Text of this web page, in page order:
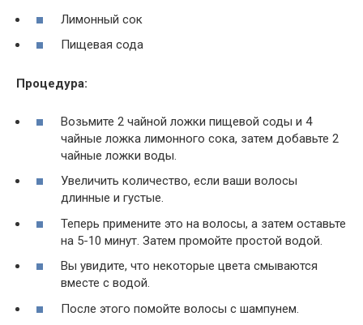
Лимонный сок
Пищевая сода
Процедура:
Возьмите 2 чайной ложки пищевой соды и 4
чайные ложка лимонного сока, затем добавьте 2
чайные ложки воды.
Увеличить количество, если ваши волосы
длинные и густые.
Теперь примените это на волосы, а затем оставьте
на 5-10 минут. Затем промойте простой водой.
Вы увидите, что некоторые цвета смываются
вместе с водой.
После этого помойте волосы с шампунем.